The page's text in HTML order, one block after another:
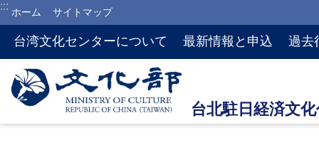
メインのコンテンツブロックにジャンプします
::: ホーム サイトマップ
台湾文化センターについて 最新情報と申込 過去